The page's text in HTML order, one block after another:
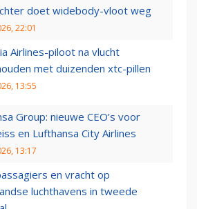
doet widebody-vloot weg
22:01
Airlines-piloot na vlucht
met duizenden xtc-pillen
13:55
Group: nieuwe CEO’s voor
en Lufthansa City Airlines
13:17
en vracht op
luchthavens in tweede